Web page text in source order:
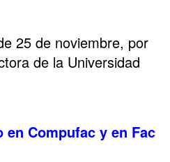
25 de noviembre, por
de la Universidad
en Compufac y en Fac